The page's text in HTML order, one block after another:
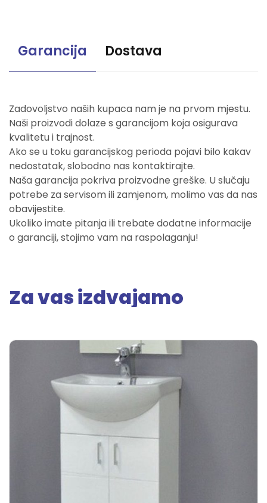
Garancija Dostava
Zadovoljstvo naših kupaca nam je na prvom mjestu.
Naši proizvodi dolaze s garancijom koja osigurava
kvalitetu i trajnost.
Ako se u toku garancijskog perioda pojavi bilo kakav
nedostatak, slobodno nas kontaktirajte.
Naša garancija pokriva proizvodne greške. U slučaju
potrebe za servisom ili zamjenom, molimo vas da nas
obavijestite.
Ukoliko imate pitanja ili trebate dodatne informacije
o garanciji, stojimo vam na raspolaganju!
Za vas izdvajamo